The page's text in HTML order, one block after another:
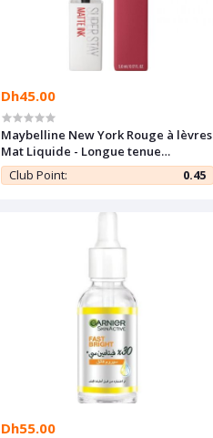
Dh45.00
Maybelline New York Rouge à lèvres
Mat Liquide - Longue tenue
Superstay Matte Ink - 80 RULER - 5 ml
Club Point: 0.45
Dh55.00